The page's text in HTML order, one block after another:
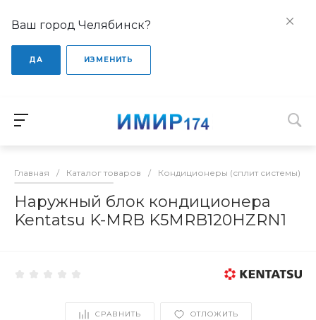
Ваш город Челябинск?
ДА ИЗМЕНИТЬ
Главная / Каталог товаров / Кондиционеры (сплит системы)
Наружный блок кондиционера
Kentatsu K-MRB K5MRB120HZRN1
СРАВНИТЬ ОТЛОЖИТЬ